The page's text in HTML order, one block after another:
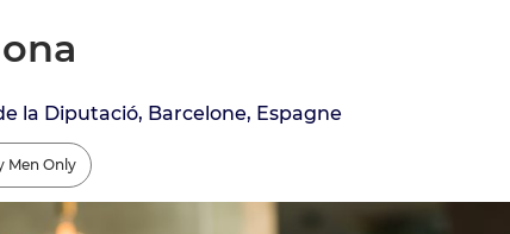
la Diputació, Barcelone, Espagne
Men Only